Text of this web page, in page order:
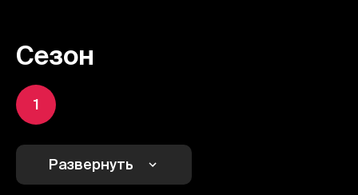
Сезон
1
Развернуть
Отправить
Авторизоваться